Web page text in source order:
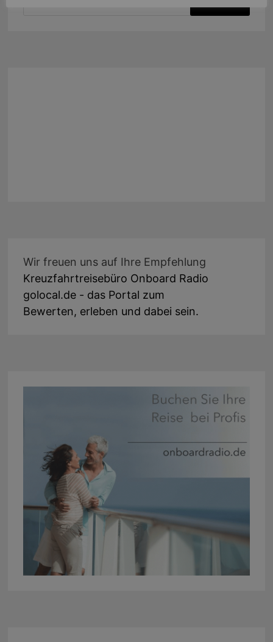
Wir freuen uns auf Ihre Empfehlung
Kreuzfahrtreisebüro Onboard Radio
golocal.de - das Portal zum
Bewerten, erleben und dabei sein.